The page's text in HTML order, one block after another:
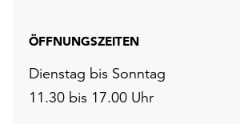
ÖFFNUNGSZEITEN
Dienstag bis Sonntag
11.30 bis 17.00 Uhr